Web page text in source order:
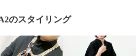
のスタイリング